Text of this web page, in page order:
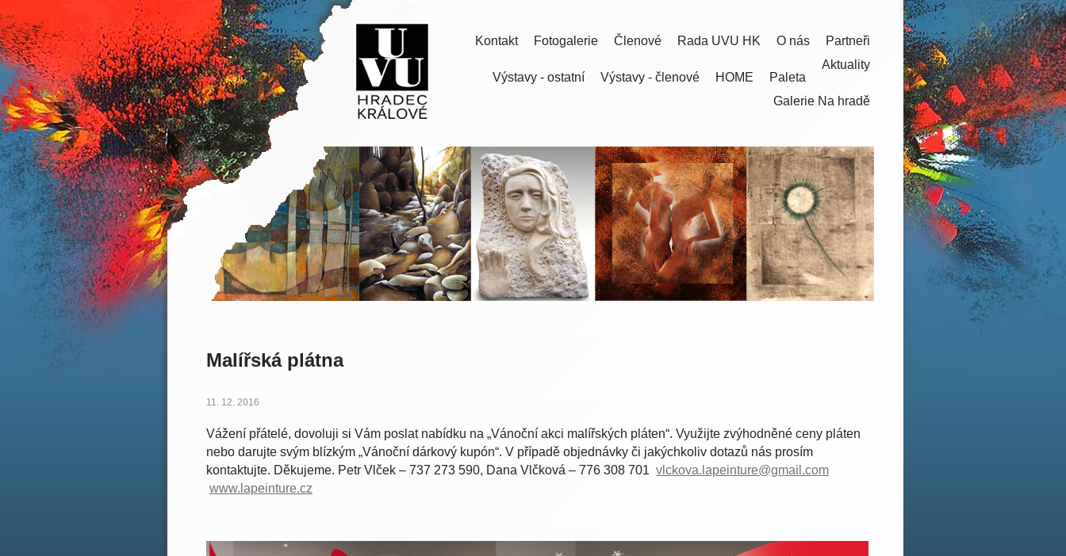
Partneři
O nás
Rada UVU HK
Členové
Fotogalerie
Kontakt
Aktuality
Paleta
HOME
Výstavy - členové
Výstavy - ostatní
Galerie Na hradě
Malířská plátna
11. 12. 2016
Vážení přátelé, dovoluji si Vám poslat nabídku na „Vánoční akci malířských pláten“. Využijte zvýhodněné ceny pláten
nebo darujte svým blízkým „Vánoční dárkový kupón“. V případě objednávky či jakýchkoliv dotazů nás prosím
kontaktujte. Děkujeme. Petr Vlček – 737 273 590, Dana Vlčková – 776 308 701 vlckova.lapeinture@gmail.com
www.lapeinture.cz